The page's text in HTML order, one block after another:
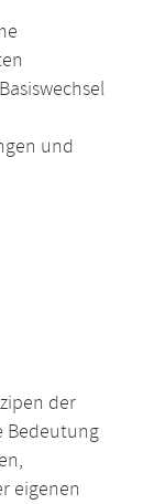
und
der
Bedeutung
eigenen